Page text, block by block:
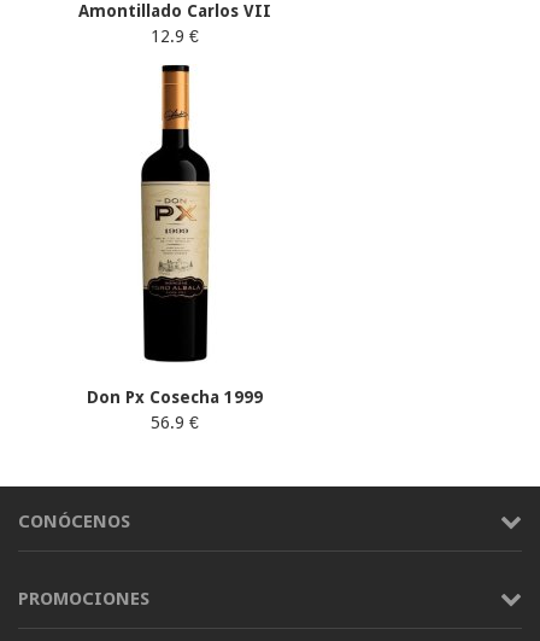
Amontillado Carlos VII
12.9 €
Don Px Cosecha 1999
56.9 €
CONÓCENOS
PROMOCIONES